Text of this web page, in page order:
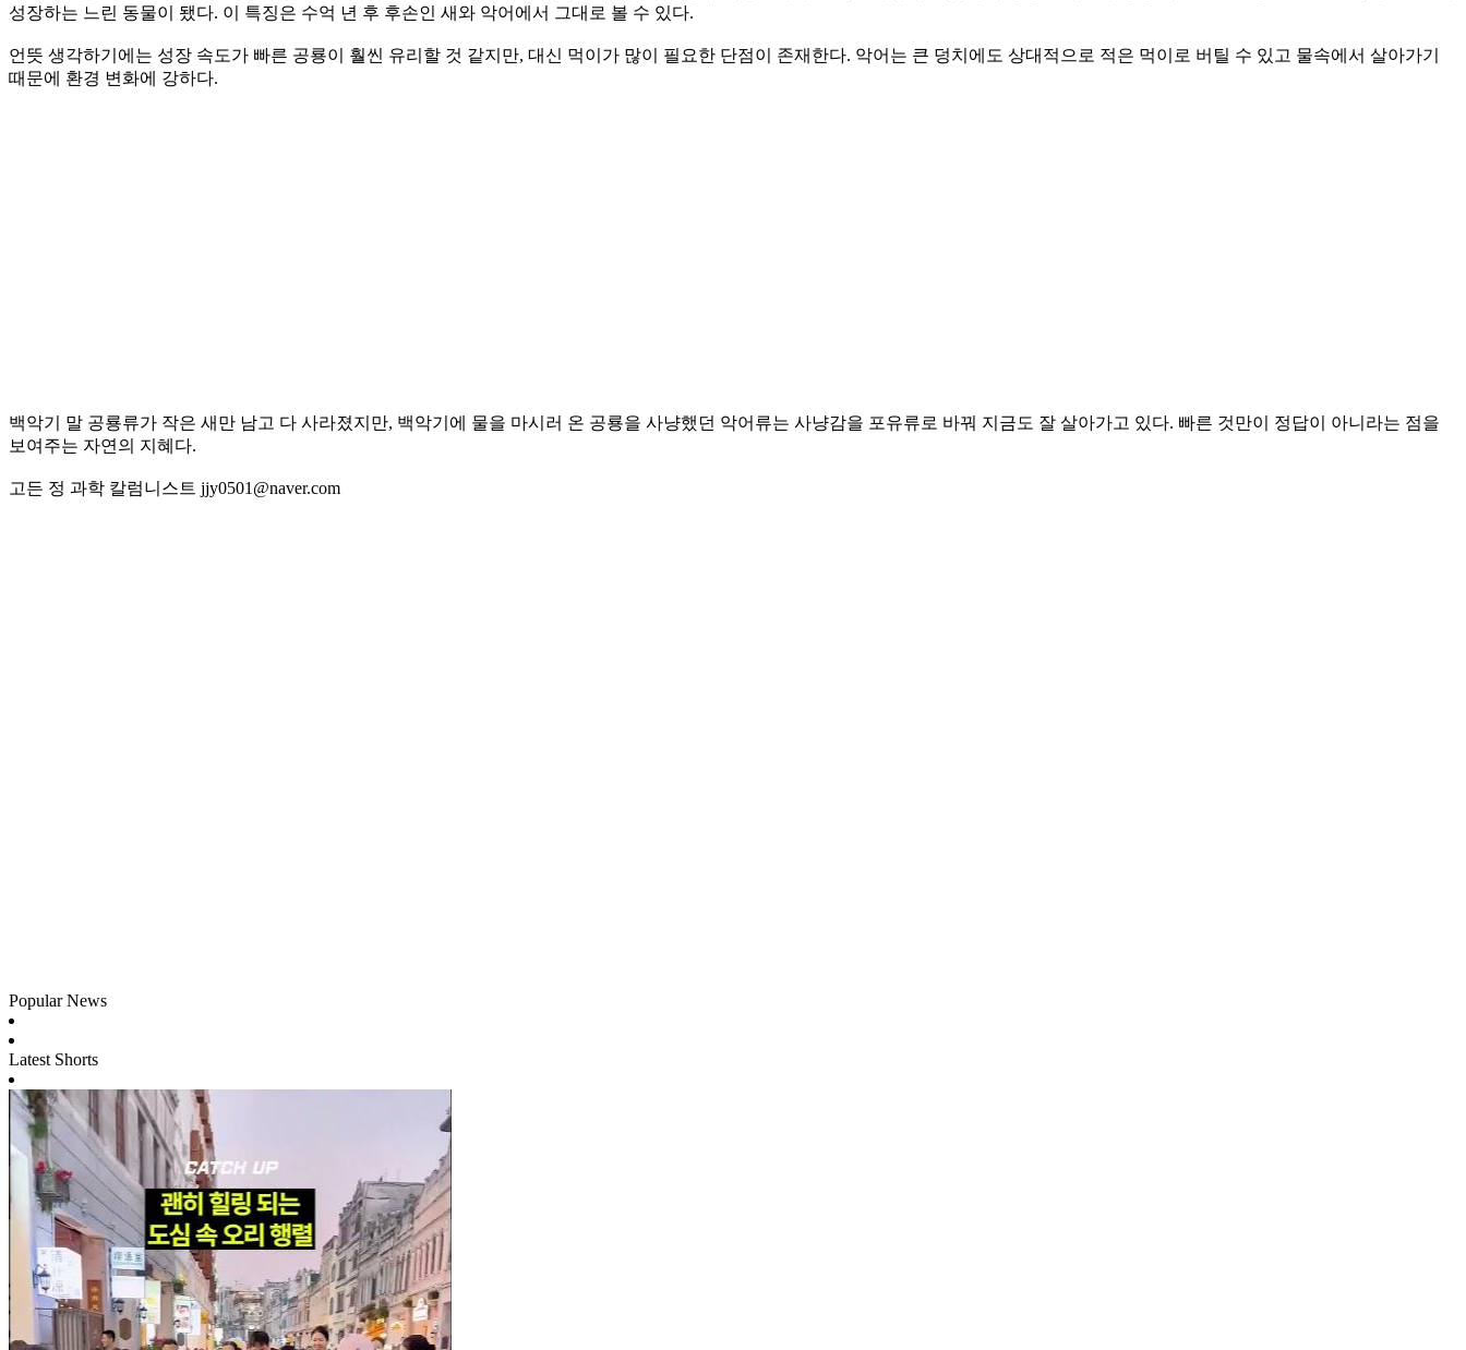
성장하는 느린 동물이 됐다. 이 특징은 수억 년 후 후손인 새와 악어에서 그대로 볼 수 있다.
언뜻 생각하기에는 성장 속도가 빠른 공룡이 훨씬 유리할 것 같지만, 대신 먹이가 많이 필요한 단점이 존재한다. 악어는 큰 덩치에도 상대적으로 적은 먹이로 버틸 수 있고 물속에서 살아가기
때문에 환경 변화에 강하다.
백악기 말 공룡류가 작은 새만 남고 다 사라졌지만, 백악기에 물을 마시러 온 공룡을 사냥했던 악어류는 사냥감을 포유류로 바꿔 지금도 잘 살아가고 있다. 빠른 것만이 정답이 아니라는 점을
보여주는 자연의 지혜다.
고든 정 과학 칼럼니스트 jjy0501@naver.com
Popular News
Latest Shorts